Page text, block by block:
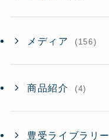
メディア (156)
商品紹介 (4)
豊受ライブラリー